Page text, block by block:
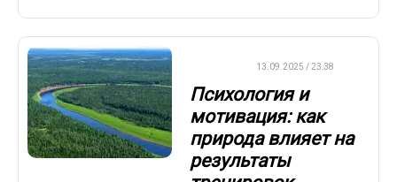
13.09.2025 / 23:38
Психология и
мотивация: как
природа влияет на
результаты